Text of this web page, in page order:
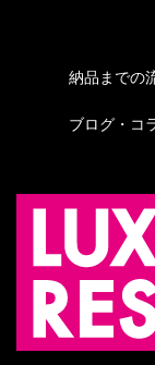
納品までの
ブログ・コ